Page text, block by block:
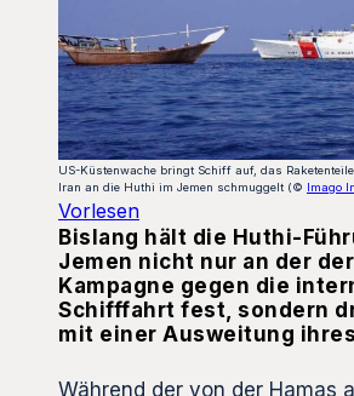
US-Küstenwache bringt Schiff auf, das
Iran an die Huthi im Jemen schmuggelt (©
Imago
Vorlesen
Bislang hält die Huthi-
Jemen nicht nur an der
Kampagne gegen die
Schifffahrt fest, sondern
mit einer Ausweitung
Während der von der Hamas